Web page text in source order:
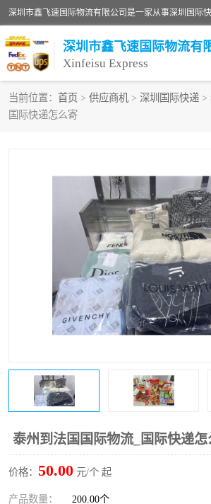
深圳市鑫飞速国际物流有
Xinfeisu Express
当前位置： 首页 > 供应商机 > 深圳国际快递 >
国际快递怎么寄
泰州到法国国际物流_国际快递怎
价格： 50.00 元/个 起
产品数量： 200.00个
联邦快递
深圳DHL国际快递 伊朗
UPS国际快递 深圳国
深圳国际物流公司 深圳国
DHL国际快递电话 深圳
新能源电池出口物流